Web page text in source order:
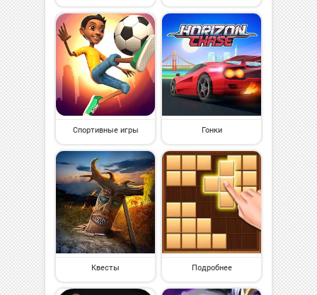
Спортивные игры Гонки
Квесты Подробнее